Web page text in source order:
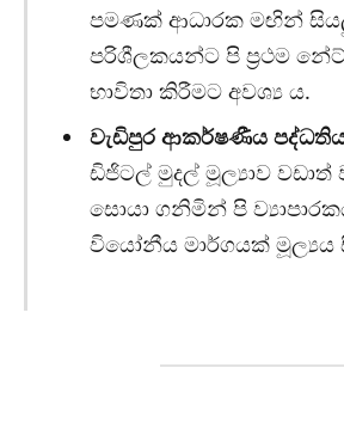
පමණක් ආධාරක මඟින්
පරිශීලකයන්ට පි ප්‍රථම
භාවිතා කිරීමට අවශ්‍ය ය.
වැඩිපුර ආකර්ෂණීය
ඩිජිටල් මුදල් මූල්‍යාව වඩාත්
සොයා ගනිමින් පි
වියෝනීය මාර්ගයක් මූල්‍යය